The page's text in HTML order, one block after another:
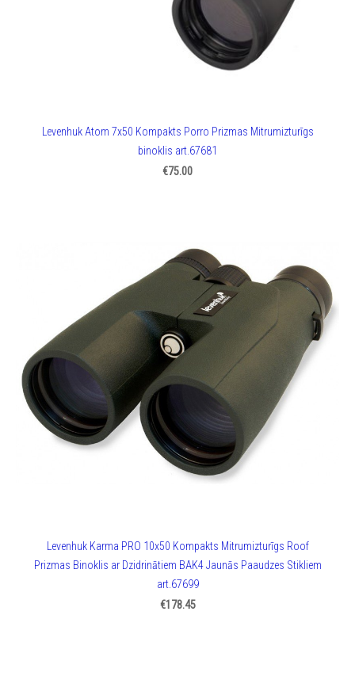
Levenhuk Atom 7x50 Kompakts Porro Prizmas Mitrumizturīgs
binoklis art.67681
€75.00
Levenhuk Karma PRO 10x50 Kompakts Mitrumizturīgs Roof
Prizmas Binoklis ar Dzidrinātiem BAK4 Jaunās Paaudzes Stikliem
art.67699
€178.45